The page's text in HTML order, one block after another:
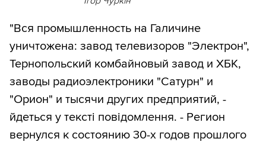
"Вся промышленность на Галичине
уничтожена: завод телевизоров "Электрон",
Тернопольский комбайновый завод и ХБК,
заводы радиоэлектроники "Сатурн" и
"Орион" и тысячи других предприятий, -
йдеться у тексті повідомлення. - Регион
вернулся к состоянию 30-х годов прошлого